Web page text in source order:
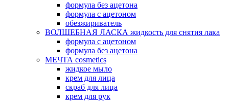
формула без ацетона
формула с ацетоном
обезжириватель
ВОЛШЕБНАЯ ЛАСКА жидкость для снятия лака
формула с ацетоном
формула без ацетона
МЕЧТА cosmetics
жидкое мыло
крем для лица
скраб для лица
крем для рук